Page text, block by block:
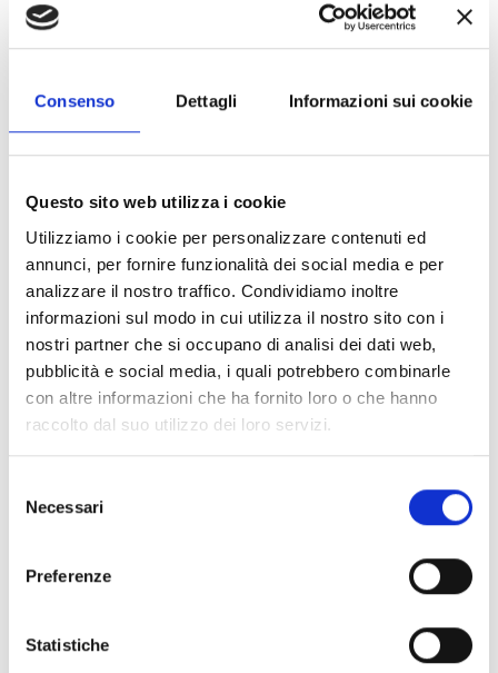
Consenso Dettagli Informazioni sui cookie
Questo sito web utilizza i cookie
Utilizziamo i cookie per personalizzare contenuti ed
annunci, per fornire funzionalità dei social media e per
analizzare il nostro traffico. Condividiamo inoltre
informazioni sul modo in cui utilizza il nostro sito con i
nostri partner che si occupano di analisi dei dati web,
pubblicità e social media, i quali potrebbero combinarle
con altre informazioni che ha fornito loro o che hanno
raccolto dal suo utilizzo dei loro servizi.
delNecessari
Preferenze
Statistiche
piergiorgio.iacobelli@art-er.it
definizione e redazione del testo per
valorizzare la tua ricerca
LAUNCH
- Carica la descrizione della tua technology
offer, collaborative request o skills offer che
vuoi comunicare o proporre al resto della
community degli innovatori
- Puoi sempre aggiornarla, modificarla o
toglierla
MATCHING
contattarti direttamente e velocemente
tramite la chat di EROI